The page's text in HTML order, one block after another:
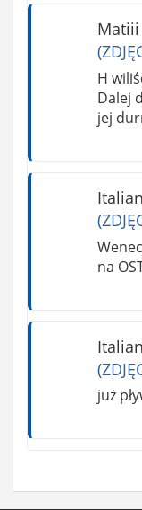
Matiii
H
Dalej
jej
na
już